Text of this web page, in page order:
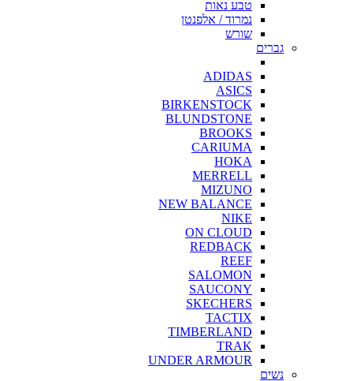
טבע נאות
נמרוד / אלפנטן
שורש
גברים
ADIDAS
ASICS
BIRKENSTOCK
BLUNDSTONE
BROOKS
CARIUMA
HOKA
MERRELL
MIZUNO
NEW BALANCE
NIKE
ON CLOUD
REDBACK
REEF
SALOMON
SAUCONY
SKECHERS
TACTIX
TIMBERLAND
TRAK
UNDER ARMOUR
נשים